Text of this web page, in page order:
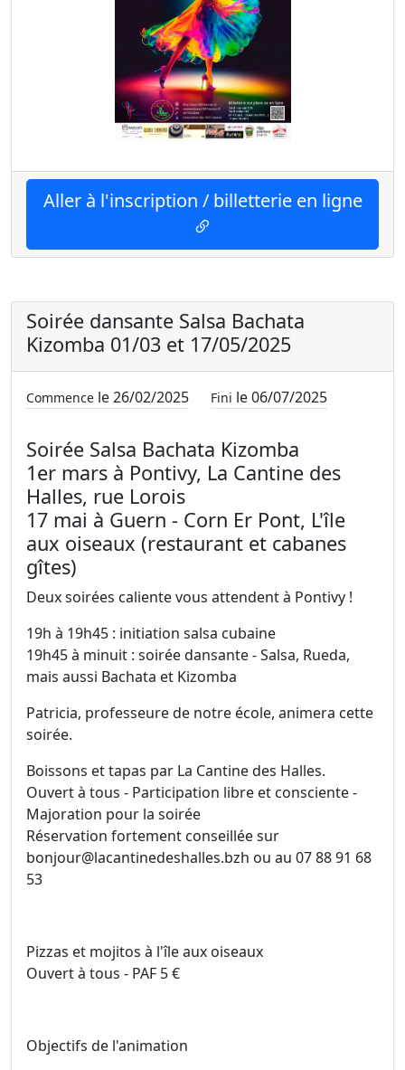
Aller à l'inscription / billetterie en ligne
Soirée dansante Salsa Bachata
Kizomba 01/03 et 17/05/2025
Commence le 26/02/2025 Fini le 06/07/2025
Soirée Salsa Bachata Kizomba
1er mars à Pontivy, La Cantine des
Halles, rue Lorois
17 mai à Guern - Corn Er Pont, L'île
aux oiseaux (restaurant et cabanes
gîtes)
Deux soirées caliente vous attendent à Pontivy !
19h à 19h45 : initiation salsa cubaine
19h45 à minuit : soirée dansante - Salsa, Rueda,
mais aussi Bachata et Kizomba
Patricia, professeure de notre école, animera cette
soirée.
Boissons et tapas par La Cantine des Halles.
Ouvert à tous - Participation libre et consciente -
Majoration pour la soirée
Réservation fortement conseillée sur
bonjour@lacantinedeshalles.bzh ou au 07 88 91 68
53
Pizzas et mojitos à l'île aux oiseaux
Ouvert à tous - PAF 5 €
Objectifs de l'animation